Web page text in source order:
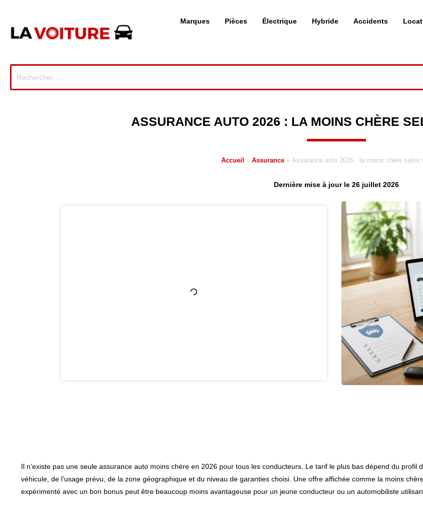
Marques Pièces Électrique Hybride Accidents
ASSURANCE AUTO 2026 : LA MOINS CHÈRE
Accueil » Assurance » Assurance auto 2026 : la moins chère selon
Dernière mise à jour le 26 juillet 2026
Il n’existe pas une seule assurance auto moins chère en 2026 pour tous les conducteurs. Le tarif le plus bas dépend du profil
véhicule, de l’usage prévu, de la zone géographique et du niveau de garanties choisi. Une offre affichée comme la moins
expérimenté avec un bon bonus peut être beaucoup moins avantageuse pour un jeune conducteur ou un automobiliste